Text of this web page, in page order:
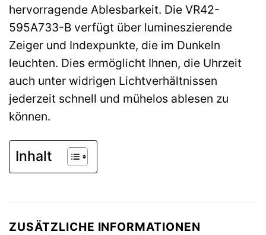
hervorragende Ablesbarkeit. Die VR42-
595A733-B verfügt über lumineszierende
Zeiger und Indexpunkte, die im Dunkeln
leuchten. Dies ermöglicht Ihnen, die Uhrzeit
auch unter widrigen Lichtverhältnissen
jederzeit schnell und mühelos ablesen zu
können.
Inhalt
ZUSÄTZLICHE INFORMATIONEN